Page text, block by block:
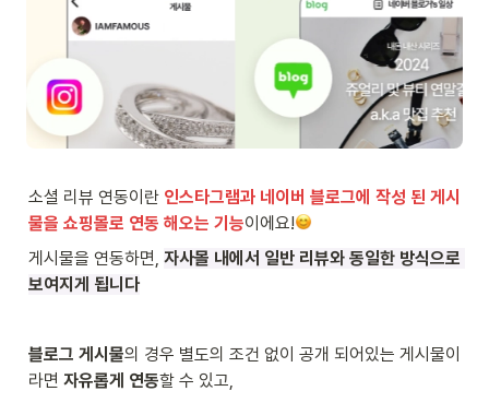
소셜 리뷰 연동이란 인스타그램과 네이버 블로그에 작성 된 게시
물을 쇼핑몰로 연동 해오는 기능이에요!
게시물을 연동하면, 자사몰 내에서 일반 리뷰와 동일한 방식으로
보여지게 됩니다
블로그 게시물의 경우 별도의 조건 없이 공개 되어있는 게시물이
라면 자유롭게 연동할 수 있고,